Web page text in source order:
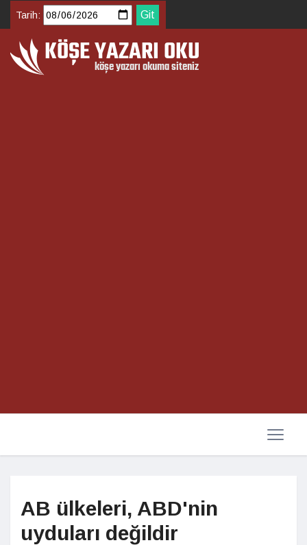
Tarih:
AB ülkeleri, ABD'nin
uyduları değildir